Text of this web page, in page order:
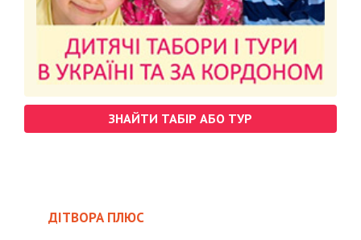
ЗНАЙТИ ТАБІР АБО ТУР
ДІТВОРА ПЛЮС